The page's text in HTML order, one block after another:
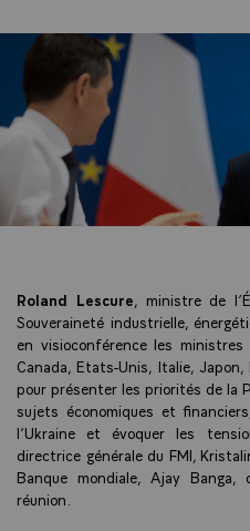
Roland Lescure , ministre de
Souveraineté industrielle,
en visioconférence les ministres
Canada, Etats-Unis, Italie, Japon,
pour présenter les priorités de la
sujets économiques et
l’Ukraine et évoquer les
directrice générale du FMI,
Banque mondiale, Ajay
réunion.